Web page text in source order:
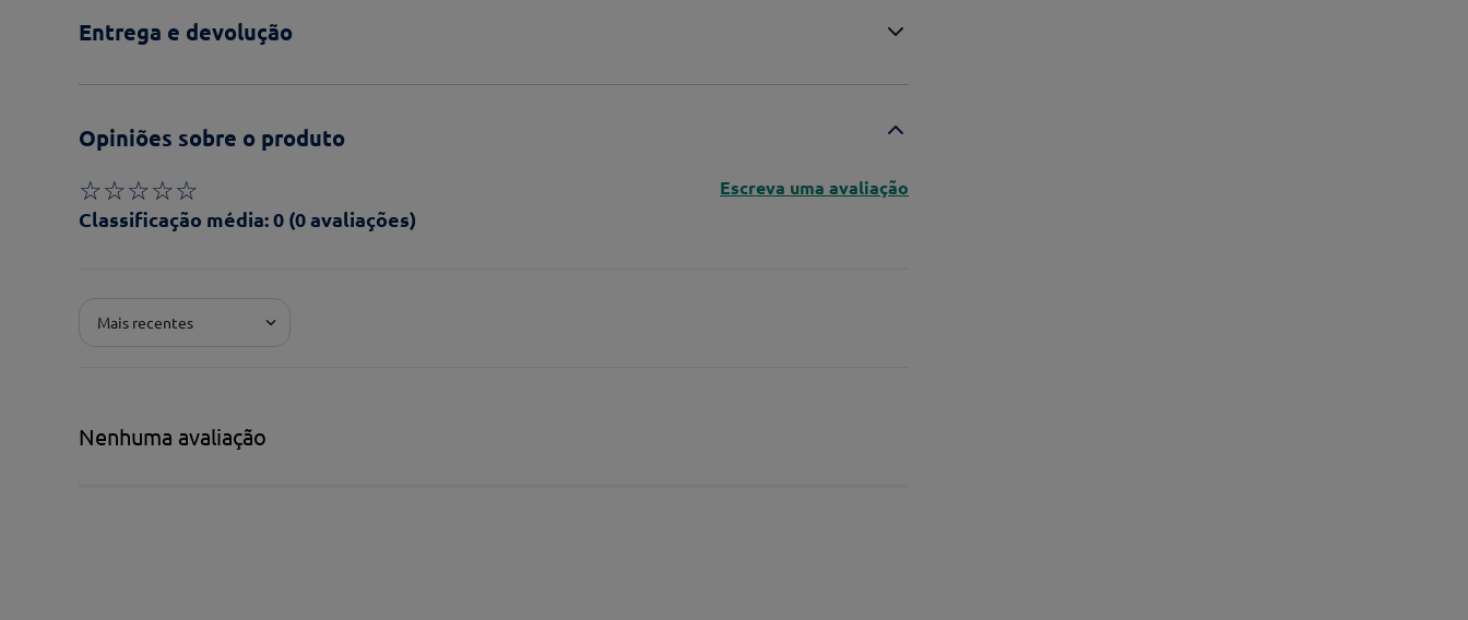
Entrega e devolução
Opiniões sobre o produto
☆☆☆☆☆
Classificação média: 0 (0 avaliações)
Escreva uma avaliação
Pontuação*
Mais recentes
Nenhuma avaliação